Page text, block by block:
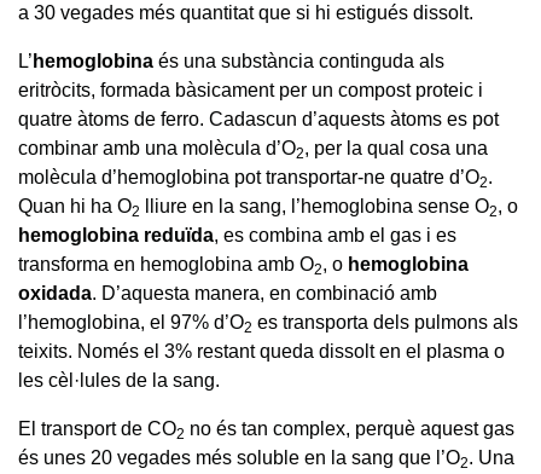
a 30 vegades més quantitat que si hi estigués dissolt.
L’ hemoglobina és una substància continguda als
eritròcits, formada bàsicament per un compost proteic i
quatre àtoms de ferro. Cadascun d’aquests àtoms es pot
combinar amb una molècula d’O2, per la qual cosa una
molècula d’hemoglobina pot transportar-ne quatre d’O2.
Quan hi ha O2 lliure en la sang, l’hemoglobina sense O2, o
hemoglobina reduïda, es combina amb el gas i es
transforma en hemoglobina amb O2, o hemoglobina
oxidada. D’aquesta manera, en combinació amb
l’hemoglobina, el 97% d’O2 es transporta dels pulmons als
teixits. Només el 3% restant queda dissolt en el plasma o
les cèl·lules de la sang.
El transport de CO2 no és tan complex, perquè aquest gas
és unes 20 vegades més soluble en la sang que l’O2. Una